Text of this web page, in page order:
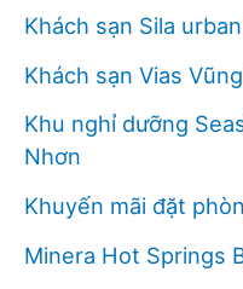
Khách sạn Sila
Khách sạn Vias
Khu nghỉ dưỡng
Nhơn
Khuyến mãi đặt
Minera Hot Springs